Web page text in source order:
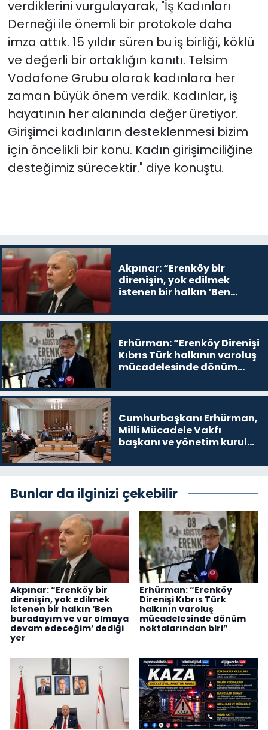
verdiklerini vurgulayarak, "İş Kadınları
Derneği ile önemli bir protokole daha
imza attık. 15 yıldır süren bu iş birliği, köklü
ve değerli bir ortaklığın kanıtı. Telsim
Vodafone Grubu olarak kadınlara her
zaman büyük önem verdik. Kadınlar, iş
hayatının her alanında değer üretiyor.
Girişimci kadınların desteklenmesi bizim
için öncelikli bir konu. Kadın girişimciliğine
desteğimiz sürecektir." diye konuştu.
Akpınar: “Erenköy bir
direnişin, yok edilmek
istenen bir halkın ‘Ben
devam edeceğim’ dediği
Erhürman: “Erenköy Direnişi
Kıbrıs Türk halkının varoluş
mücadelesinde dönüm
Cumhurbaşkanı Erhürman,
Milli Mücadele Vakfı
başkanı ve yönetim kurulu
Bunlar da ilginizi çekebilir
Akpınar: “Erenköy bir
direnişin, yok edilmek
istenen bir halkın ‘Ben
buradayım ve var olmaya
devam edeceğim’ dediği
yer
Erhürman: “Erenköy
Direnişi Kıbrıs Türk
halkının varoluş
mücadelesinde dönüm
noktalarından biri”